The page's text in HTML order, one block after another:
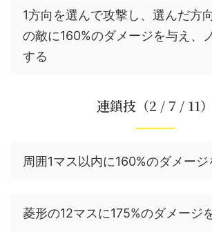
1方向を選んで攻撃し、選んだ方
の敵に160%のダメージを与え、
する
連鎖技（2 / 7 / 11）
周囲1マス以内に160%のダメージ
菱形の12マスに175%のダメージ